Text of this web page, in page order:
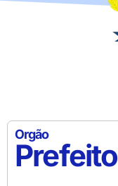
Orgão
Prefeito